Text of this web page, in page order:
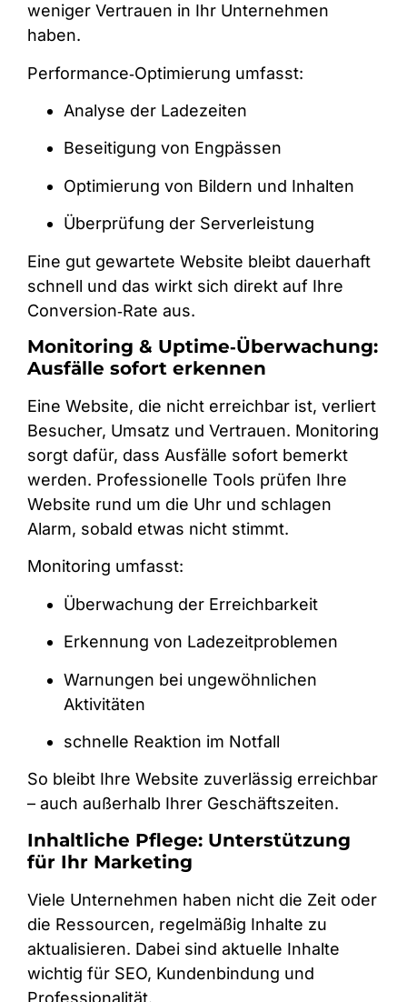
weniger Vertrauen in Ihr Unternehmen
haben.
Performance‑Optimierung umfasst:
Analyse der Ladezeiten
Beseitigung von Engpässen
Optimierung von Bildern und Inhalten
Überprüfung der Serverleistung
Eine gut gewartete Website bleibt dauerhaft
schnell und das wirkt sich direkt auf Ihre
Conversion‑Rate aus.
Monitoring & Uptime‑Überwachung:
Ausfälle sofort erkennen
Eine Website, die nicht erreichbar ist, verliert
Besucher, Umsatz und Vertrauen. Monitoring
sorgt dafür, dass Ausfälle sofort bemerkt
werden. Professionelle Tools prüfen Ihre
Website rund um die Uhr und schlagen
Alarm, sobald etwas nicht stimmt.
Monitoring umfasst:
Überwachung der Erreichbarkeit
Erkennung von Ladezeitproblemen
Warnungen bei ungewöhnlichen
Aktivitäten
schnelle Reaktion im Notfall
So bleibt Ihre Website zuverlässig erreichbar
– auch außerhalb Ihrer Geschäftszeiten.
Inhaltliche Pflege: Unterstützung
für Ihr Marketing
Viele Unternehmen haben nicht die Zeit oder
die Ressourcen, regelmäßig Inhalte zu
aktualisieren. Dabei sind aktuelle Inhalte
wichtig für SEO, Kundenbindung und
Professionalität.